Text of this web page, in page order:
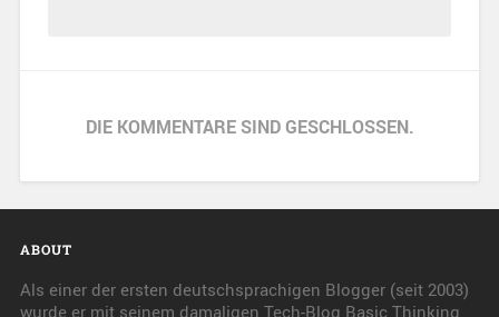
DIE KOMMENTARE SIND GESCHLOSSEN.
ABOUT
Als einer der ersten deutschsprachigen Blogger (seit 2003)
wurde er mit seinem damaligen Tech-Blog Basic Thinking